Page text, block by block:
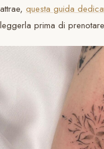
attrae, questa guida
leggerla prima di